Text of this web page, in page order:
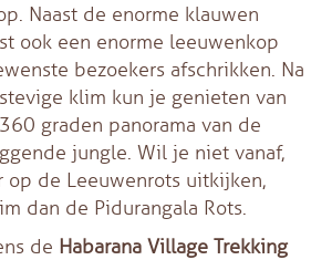
Naast de enorme klauwen
ook een enorme leeuwenkop
bezoekers afschrikken. Na
klim kun je genieten van
graden panorama van de
jungle. Wil je niet vanaf,
op de Leeuwenrots uitkijken,
dan de Pidurangala Rots.
de Habarana Village Trekking